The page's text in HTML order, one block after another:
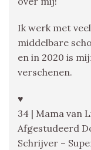
Ik werk met
middelbare
en in 2020 is
verschenen.
♥
34 | Mama van
Afgestudeerd
Schrijver –